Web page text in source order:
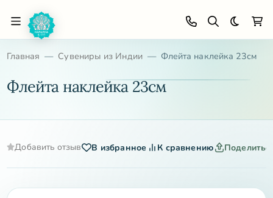
Темная
Главная Сувениры из Индии Флейта наклейка 23см
Флейта наклейка 23см
Добавить отзыв В избранное К сравнению